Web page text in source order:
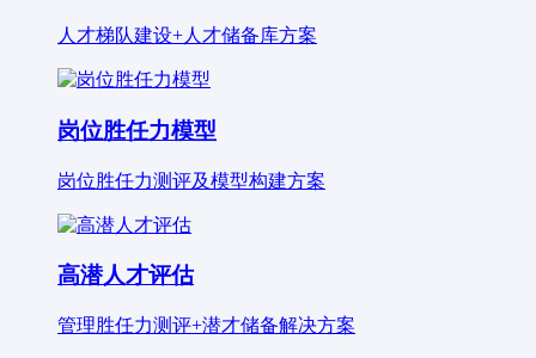
人才梯队建设+人才储备库方案
岗位胜任力模型
岗位胜任力测评及模型构建方案
高潜人才评估
管理胜任力测评+潜才储备解决方案